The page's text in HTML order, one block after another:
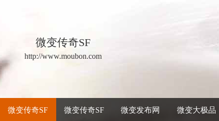
微变传奇SF
http://www.moubon.com
微变传奇SF 微变传奇SF 微变发布网 微变大极品